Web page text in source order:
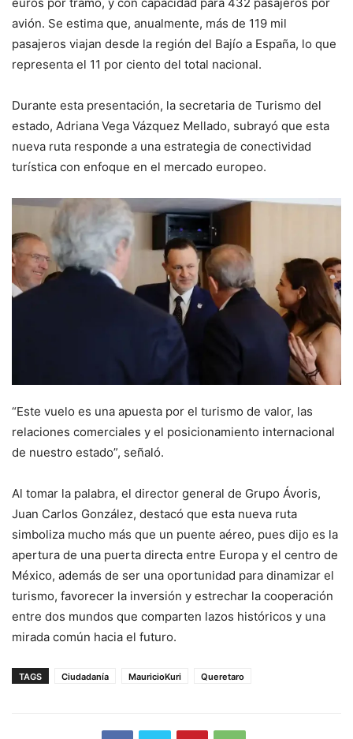
avión. Se estima que, anualmente, más de 119 mil
pasajeros viajan desde la región del Bajío a España, lo que
representa el 11 por ciento del total nacional.
Durante esta presentación, la secretaria de Turismo del
estado, Adriana Vega Vázquez Mellado, subrayó que esta
nueva ruta responde a una estrategia de conectividad
turística con enfoque en el mercado europeo.
“Este vuelo es una apuesta por el turismo de valor, las
relaciones comerciales y el posicionamiento internacional
de nuestro estado”, señaló.
Al tomar la palabra, el director general de Grupo Ávoris,
Juan Carlos González, destacó que esta nueva ruta
simboliza mucho más que un puente aéreo, pues dijo es la
apertura de una puerta directa entre Europa y el centro de
México, además de ser una oportunidad para dinamizar el
turismo, favorecer la inversión y estrechar la cooperación
entre dos mundos que comparten lazos históricos y una
mirada común hacia el futuro.
TAGS Ciudadanía MauricioKuri Queretaro